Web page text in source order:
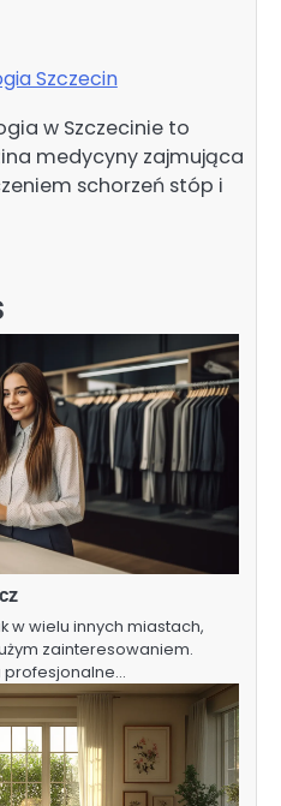
Szczecin
w Szczecinie to
medycyny zajmująca
schorzeń stóp i
w wielu innych miastach,
zainteresowaniem.
profesjonalne…